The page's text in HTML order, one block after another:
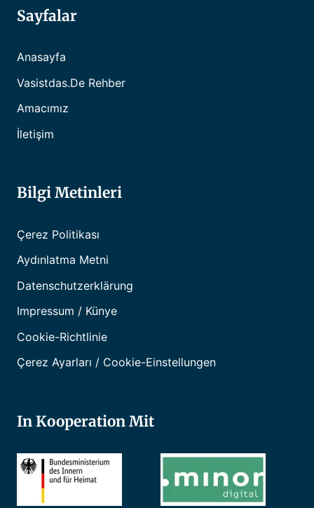
Sayfalar
Anasayfa
Vasistdas.de Rehber
Amacımız
İletişim
Bilgi Metinleri
Çerez Politikası
Aydınlatma Metni
Datenschutzerklärung
Impressum / Künye
Cookie-Richtlinie
Çerez Ayarları / Cookie-Einstellungen
In Kooperation Mit